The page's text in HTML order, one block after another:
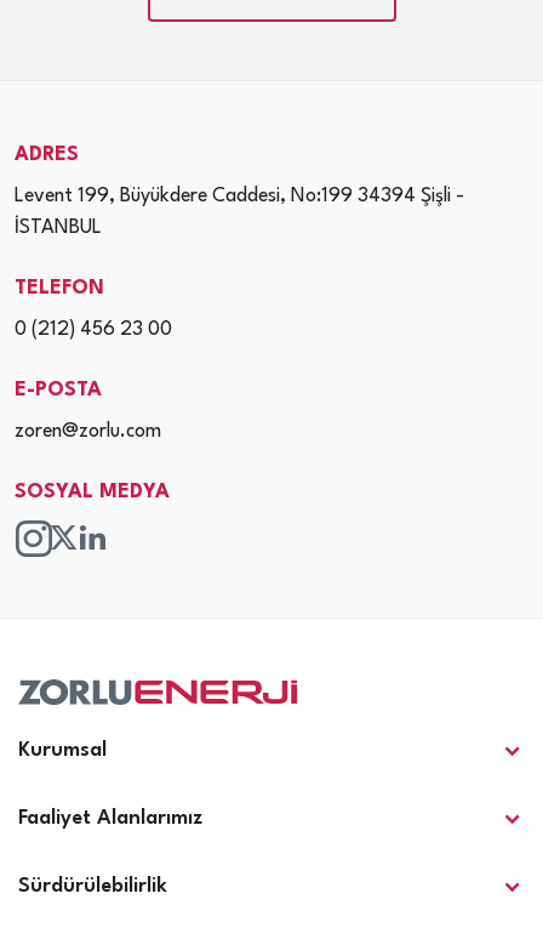
ADRES
Levent 199, Büyükdere Caddesi, No:199 34394 Şişli -
İSTANBUL
TELEFON
0 (212) 456 23 00
E-POSTA
zoren@zorlu.com
SOSYAL MEDYA
Kurumsal
Faaliyet Alanlarımız
Sürdürülebilirlik